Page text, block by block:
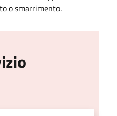
o smarrimento.